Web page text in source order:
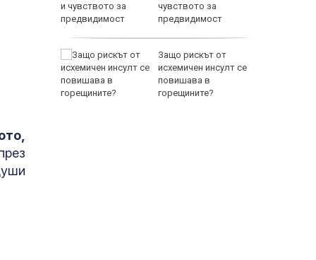
чувството за
предвидимост
Защо рискът от
исхемичен инсулт се
повишава в
горещините?